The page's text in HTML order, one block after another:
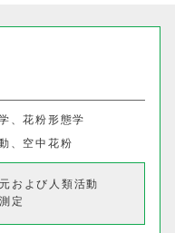
、花粉形態学
、空中花粉
および人類活動
定